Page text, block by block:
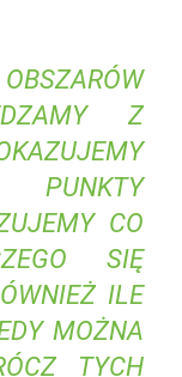
Z
PUNKTY
CO
SIĘ
ILE
MOŻNA
TYCH